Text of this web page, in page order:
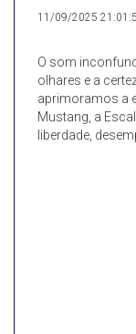
11/09/2025
O som
olhares e a
aprimoramos a
Mustang, a
liberdade,